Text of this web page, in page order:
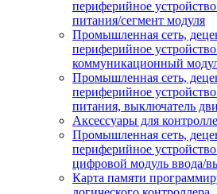
периферийное
питания/сегмент модуля
Промышленная сеть,
периферийное
коммуникационный
Промышленная сеть,
периферийное
питания, выключатель
Аксессуары для
Промышленная сеть,
периферийное
цифровой модуль ввода/
Карта памяти